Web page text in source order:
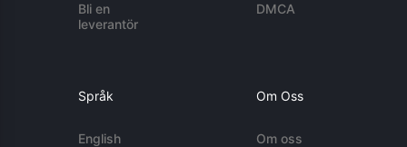
Bli en
leverantör
DMCA
Språk
English
Om Oss
Om oss